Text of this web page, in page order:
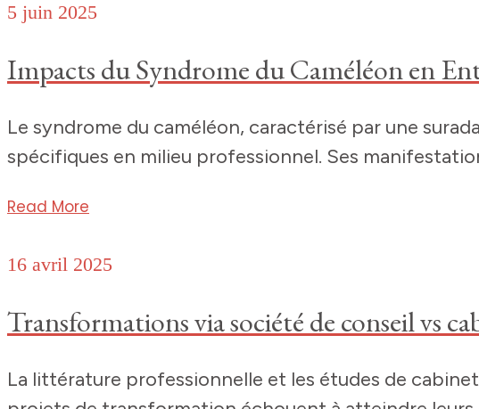
5 juin 2025
Impacts du Syndrome du Caméléon en
Le syndrome du caméléon, caractérisé par une
spécifiques en milieu professionnel. Ses
Read More
16 avril 2025
Transformations via société de conseil vs
La littérature professionnelle et les études de